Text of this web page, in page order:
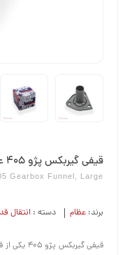
قیفی گیربکس پژو 405 عظام
Gearbox Funnel, Large
برند: عظام دسته : انتقال
قیفی